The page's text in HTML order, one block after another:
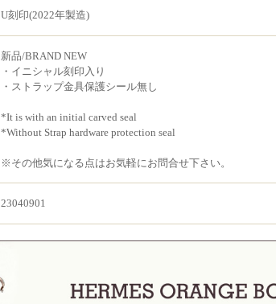
U刻印(2022年製造)
新品/BRAND NEW
・イニシャル刻印入り
・ストラップ金具保護シール無し
*It is with an initial carved seal
*Without Strap hardware protection seal
※その他気になる点はお気軽にお問合せ下さい。
23040901